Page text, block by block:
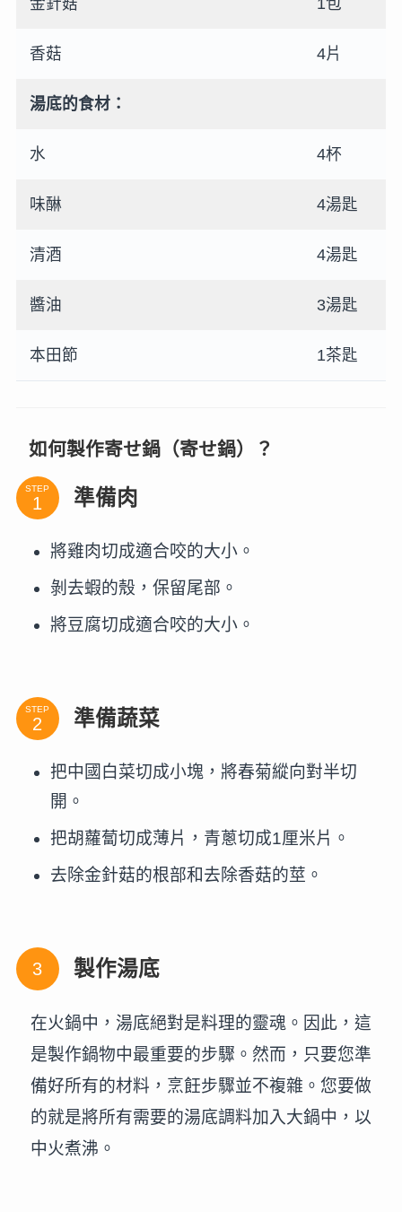
金針菇 1包
香菇 4片
湯底的食材：
水 4杯
味醂 4湯匙
清酒 4湯匙
醬油 3湯匙
本田節 1茶匙
如何製作寄せ鍋（寄せ鍋）？
STEP 準備肉
將雞肉切成適合咬的大小。
剝去蝦的殼，保留尾部。
將豆腐切成適合咬的大小。
STEP 準備蔬菜
把中國白菜切成小塊，將春菊縱向對半切
開。
把胡蘿蔔切成薄片，青蔥切成1厘米片。
去除金針菇的根部和去除香菇的莖。
製作湯底
在火鍋中，湯底絕對是料理的靈魂。因此，這
是製作鍋物中最重要的步驟。然而，只要您準
備好所有的材料，烹飪步驟並不複雜。您要做
的就是將所有需要的湯底調料加入大鍋中，以
中火煮沸。